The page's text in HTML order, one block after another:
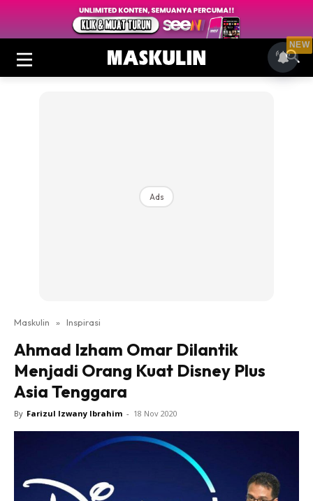
Ads
Maskulin » Inspirasi
Ahmad Izham Omar Dilantik
Menjadi Orang Kuat Disney Plus
Asia Tenggara
By Farizul Izwany Ibrahim - 18 Nov 2020
NEW